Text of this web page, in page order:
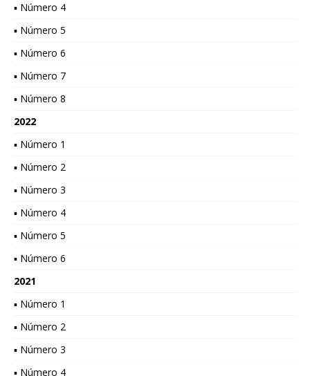
▪ Número 4
▪ Número 5
▪ Número 6
▪ Número 7
▪ Número 8
2022
▪ Número 1
▪ Número 2
▪ Número 3
▪ Número 4
▪ Número 5
▪ Número 6
2021
▪ Número 1
▪ Número 2
▪ Número 3
▪ Número 4